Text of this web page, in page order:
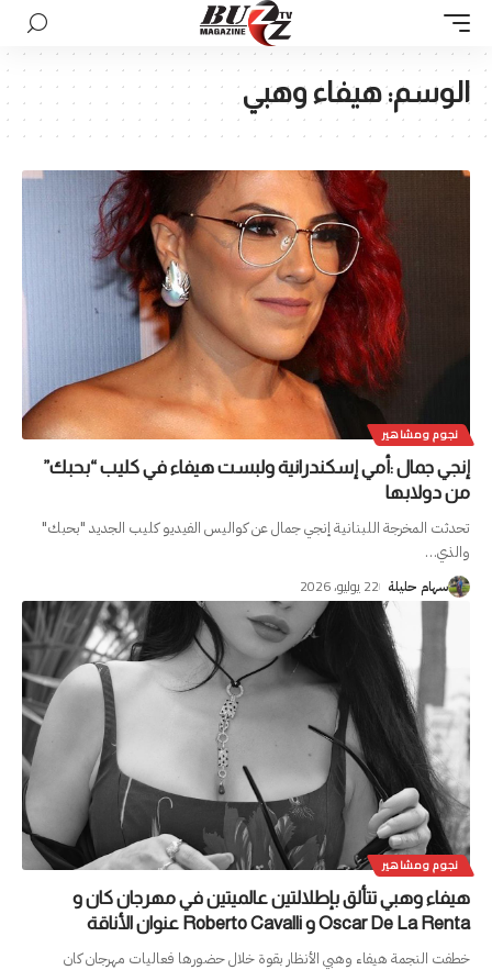
الوسم:هيفاء وهبي
نجوم ومشاهير
إنجي جمال :أمي إسكندرانية ولبست هيفاء في كليب “بحبك”
من دولابها
تحدثت المخرجة اللبنانية إنجي جمال عن كواليس الفيديو كليب الجديد "بحبك"
والذي…
سهام حليلة 22 يوليو، 2026
نجوم ومشاهير
هيفاء وهبي تتألق بإطلالتين عالميتين في مهرجان كان و
Oscar De La Renta و Roberto Cavalli عنوان الأناقة
خطفت النجمة هيفاء وهبي الأنظار بقوة خلال حضورها فعاليات مهرجان كان